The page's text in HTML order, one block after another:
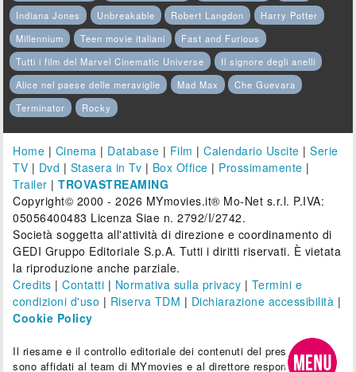
Indiana Jones
Unbreakable Robert Langdon
Harry Potter
Millennium
Teen movie italiani
Fast and Furious
Tutti i film del Marvel Cinematic Universe
Il signore degli anelli
Alice nel paese delle meraviglie
Mad Max
Che Guevara
Terminator
Rocky
Home | Cinema | Database | Film |Calendario Uscite |Serie
TV | Dvd | Stasera in Tv | Box Office | Prossimamente |
Trailer |TROVASTREAMING
Copyright© 2000 - 2026 MYmovies.it® Mo-Net s.r.l. P.IVA:
05056400483 Licenza Siae n. 2792/I/2742.
Società soggetta all'attività di direzione e coordinamento di
GEDI Gruppo Editoriale S.p.A. Tutti i diritti riservati. È vietata
la riproduzione anche parziale.
Credits |Contatti | Normativa sulla privacy | Termini e
condizioni d'uso | Riserva TDM | Dichiarazione accessibilità |
Cookie Policy
Il riesame e il controllo editoriale dei contenuti del presente sito
sono affidati al team di MYmovies e al direttore responsabile.